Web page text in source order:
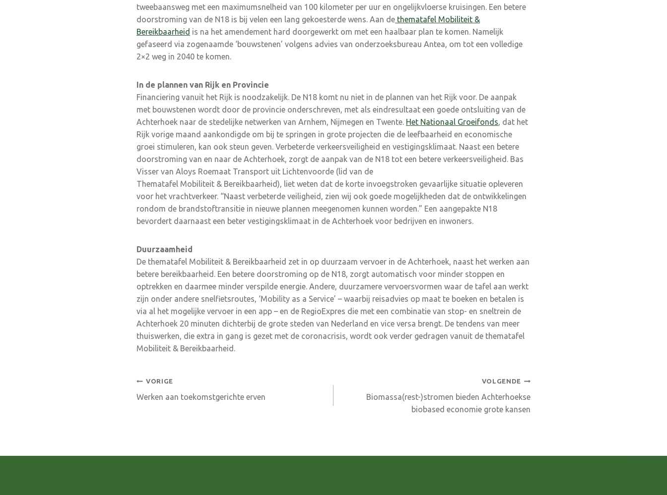
tweebaansweg met een maximumsnelheid van 100 kilometer per uur en ongelijkvloerse kruisingen. Een betere
doorstroming van de N18 is bij velen een lang gekoesterde wens. Aan de thematafel Mobiliteit &
Bereikbaarheid is na het amendement hard doorgewerkt om met een haalbaar plan te komen. Namelijk
gefaseerd via zogenaamde ‘bouwstenen’ volgens advies van onderzoeksbureau Antea, om tot een volledige
2×2 weg in 2040 te komen.
In de plannen van Rijk en Provincie
Financiering vanuit het Rijk is noodzakelijk. De N18 komt nu niet in de plannen van het Rijk voor. De aanpak
met bouwstenen wordt door de provincie onderschreven, met als eindresultaat een goede ontsluiting van de
Achterhoek naar de stedelijke netwerken van Arnhem, Nijmegen en Twente. Het Nationaal Groeifonds, dat het
Rijk vorige maand aankondigde om bij te springen in grote projecten die de leefbaarheid en economische
groei stimuleren, kan ook steun geven. Verbeterde verkeersveiligheid en vestigingsklimaat. Naast een betere
doorstroming van en naar de Achterhoek, zorgt de aanpak van de N18 tot een betere verkeersveiligheid. Bas
Visser van Aloys Roemaat Transport uit Lichtenvoorde (lid van de
Thematafel Mobiliteit & Bereikbaarheid), liet weten dat de korte invoegstroken gevaarlijke situatie opleveren
voor het vrachtverkeer. “Naast verbeterde veiligheid, zien wij ook goede mogelijkheden dat de ontwikkelingen
rondom de brandstoftransitie in nieuwe plannen meegenomen kunnen worden.” Een aangepakte N18
bevordert daarnaast een beter vestigingsklimaat in de Achterhoek voor bedrijven en inwoners.
Duurzaamheid
De thematafel Mobiliteit & Bereikbaarheid zet in op duurzaam vervoer in de Achterhoek, naast het werken aan
betere bereikbaarheid. Een betere doorstroming op de N18, zorgt automatisch voor minder stoppen en
optrekken en daarmee minder verspilde energie. Andere, duurzamere vervoersvormen waar de tafel aan werkt
zijn onder andere snelfietsroutes, ‘Mobility as a Service’ – waarbij reisadvies op maat te boeken en betalen is
via al het mogelijke vervoer in een app – en de RegioExpres die met een combinatie van stop- en sneltrein de
Achterhoek 20 minuten dichterbij de grote steden van Nederland en vice versa brengt. De tendens van meer
thuiswerken, die extra in gang is gezet met de coronacrisis, wordt ook verder gedragen vanuit de thematafel
Mobiliteit & Bereikbaarheid.
Bericht
navigatie
VORIGE
Werken aan toekomstgerichte erven
VOLGENDE
Biomassa(rest-)stromen bieden Achterhoekse
biobased economie grote kansen